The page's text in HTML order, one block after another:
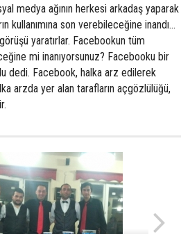
medya ağının herkesi arkadaş yaparak
kullanımına son verebileceğine inandı...
yaratırlar. Facebookun tüm
mi inanıyorsunuz? Facebooku bir
dedi. Facebook, halka arz edilerek
arzda yer alan tarafların açgözlülüğü,